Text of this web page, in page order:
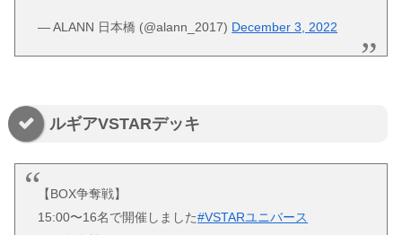
— ALANN 日本橋 (@alann_2017) December 3, 2022
ルギアVSTARデッキ
【BOX争奪戦】
15:00〜16名で開催しました#VSTARユニバース